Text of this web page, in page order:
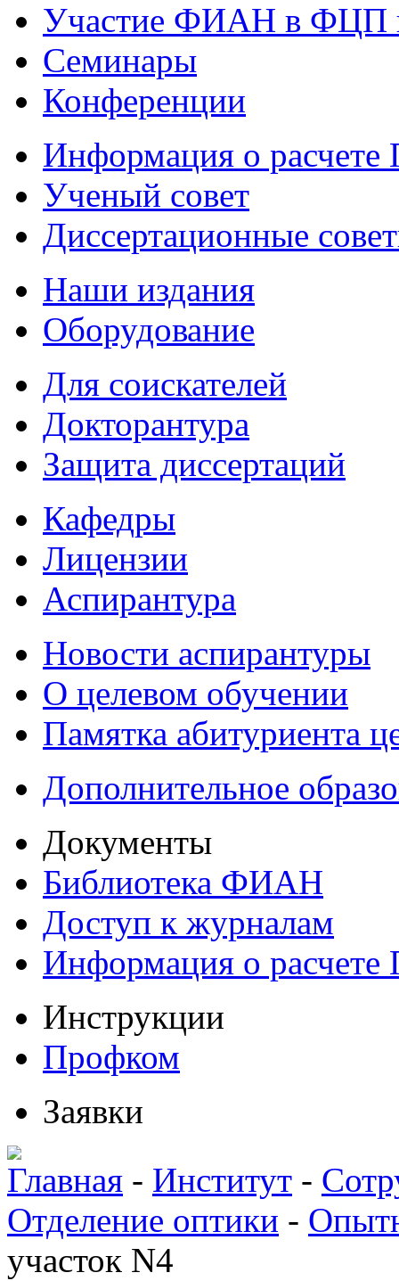
Участие ФИАН в ФЦП
Семинары
Конференции
Информация о
Ученый совет
Диссертационные
Наши издания
Оборудование
Для соискателей
Докторантура
Защита диссертаций
Кафедры
Лицензии
Аспирантура
Новости аспирантуры
О целевом обучении
Памятка абитуриента
Дополнительное
Документы
Библиотека ФИАН
Доступ к журналам
Информация о
Инструкции
Профком
Заявки
Главная - Институт -
Отделение оптики -
участок N4